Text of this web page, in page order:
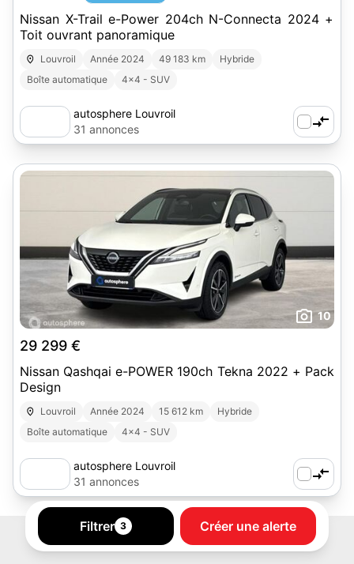
Nissan X-Trail e-Power 204ch N-Connecta 2024 +
Toit ouvrant panoramique
Louvroil Année 2024 49 183 km
Hybride
Boîte automatique
4x4 - SUV
autosphere Louvroil
31 annonces
10
29 299 €
Nissan Qashqai e-POWER 190ch Tekna 2022 + Pack
Design
Louvroil Année 2024 15 612 km
Hybride
Boîte automatique
4x4 - SUV
autosphere Louvroil
31 annonces
Filtrer 3 Créer une alerte